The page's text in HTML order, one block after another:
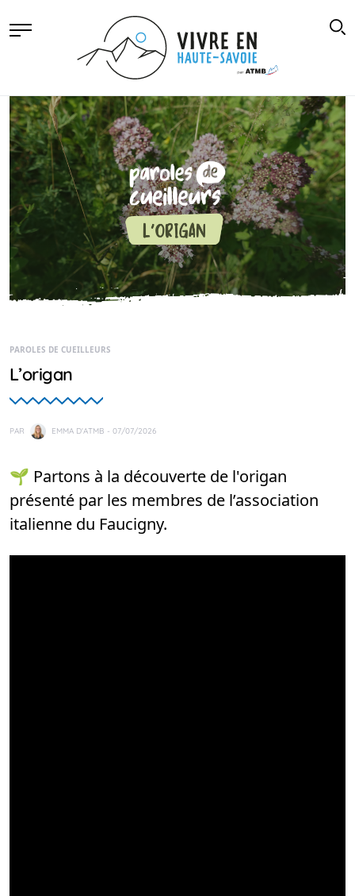
PAROLES DE CUEILLEURS
L’origan
PAR EMMA D'ATMB - 07/07/2026
🌱 Partons à la découverte de l'origan
présenté par les membres de l’association
italienne du Faucigny.